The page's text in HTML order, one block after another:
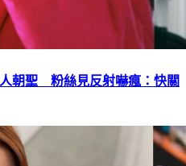
朝聖 粉絲見反射嚇瘋：快關